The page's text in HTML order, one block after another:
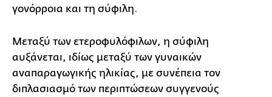
γονόρροια και τη σύφιλη.
Μεταξύ των ετεροφυλόφιλων, η σύφιλη
αυξάνεται, ιδίως μεταξύ των γυναικών
αναπαραγωγικής ηλικίας, με συνέπεια τον
διπλασιασμό των περιπτώσεων συγγενούς